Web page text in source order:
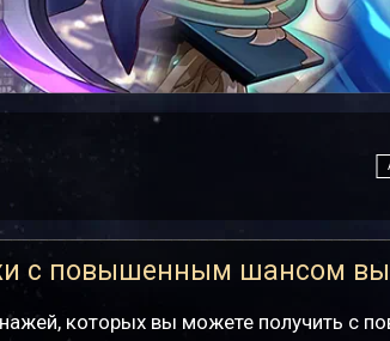
с повышенным шансом
которых вы можете получить с